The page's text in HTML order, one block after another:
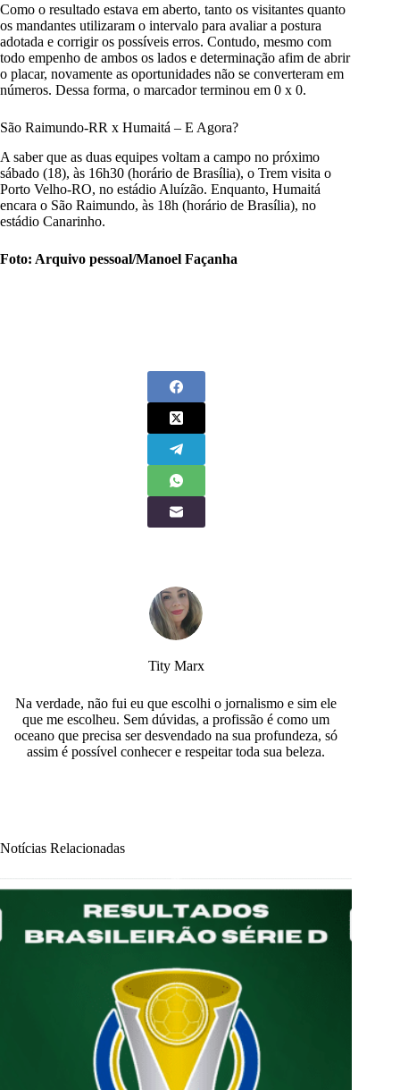
Como o resultado estava em aberto, tanto os visitantes quanto
os mandantes utilizaram o intervalo para avaliar a postura
adotada e corrigir os possíveis erros. Contudo, mesmo com
todo empenho de ambos os lados e determinação afim de abrir
o placar, novamente as oportunidades não se converteram em
números. Dessa forma, o marcador terminou em 0 x 0.
São Raimundo-RR x Humaitá – E Agora?
A saber que as duas equipes voltam a campo no próximo
sábado (18), às 16h30 (horário de Brasília), o Trem visita o
Porto Velho-RO, no estádio Aluízão. Enquanto, Humaitá
encara o São Raimundo, às 18h (horário de Brasília), no
estádio Canarinho.
Foto: Arquivo pessoal/Manoel Façanha
Tity Marx
Na verdade, não fui eu que escolhi o jornalismo e sim ele
que me escolheu. Sem dúvidas, a profissão é como um
oceano que precisa ser desvendado na sua profundeza, só
assim é possível conhecer e respeitar toda sua beleza.
Notícias Relacionadas